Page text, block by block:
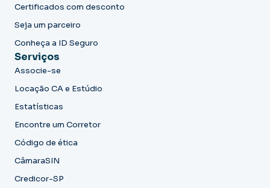
Certificados com desconto
Seja um parceiro
Conheça a ID Seguro
Serviços
Associe-se
Locação CA e Estúdio
Estatísticas
Encontre um Corretor
Código de ética
CâmaraSIN
Credicor-SP